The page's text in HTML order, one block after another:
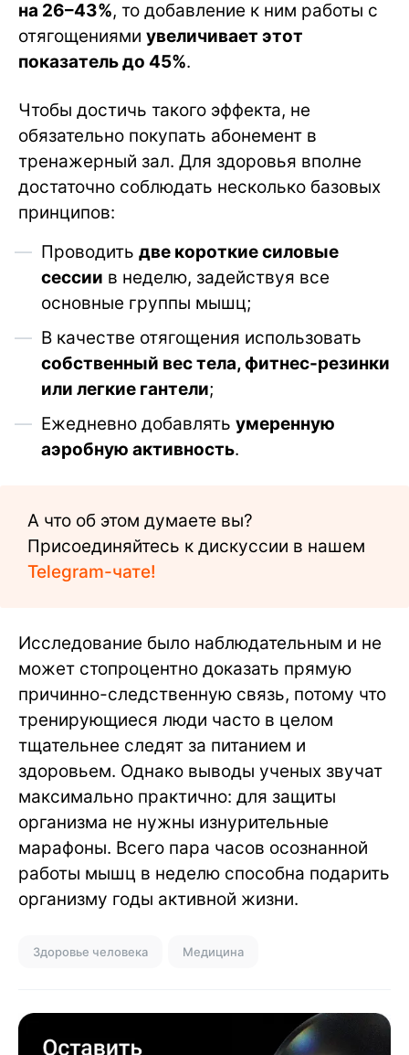
на 26–43%, то добавление к ним работы с
отягощениями увеличивает этот
показатель до 45%.
Чтобы достичь такого эффекта, не
обязательно покупать абонемент в
тренажерный зал. Для здоровья вполне
достаточно соблюдать несколько базовых
принципов:
Проводить две короткие силовые
сессии в неделю, задействуя все
основные группы мышц;
В качестве отягощения использовать
собственный вес тела, фитнес-резинки
или легкие гантели;
Ежедневно добавлять умеренную
аэробную активность.
А что об этом думаете вы?
Присоединяйтесь к дискуссии в нашем
Telegram-чате!
Исследование было наблюдательным и не
может стопроцентно доказать прямую
причинно-следственную связь, потому что
тренирующиеся люди часто в целом
тщательнее следят за питанием и
здоровьем. Однако выводы ученых звучат
максимально практично: для защиты
организма не нужны изнурительные
марафоны. Всего пара часов осознанной
работы мышц в неделю способна подарить
организму годы активной жизни.
Здоровье человека Медицина